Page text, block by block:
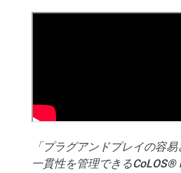
「プラグアンドプレイの容
一貫性を管理できるCoLOS®